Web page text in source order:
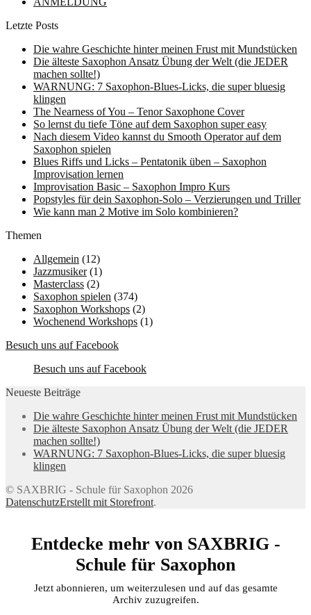
Letzte Posts
Die wahre Geschichte hinter meinen Frust mit Mundstücken
Die älteste Saxophon Ansatz Übung der Welt (die JEDER
machen sollte!)
WARNUNG: 7 Saxophon-Blues-Licks, die super bluesig
klingen
The Nearness of You – Tenor Saxophone Cover
So lernst du tiefe Töne auf dem Saxophon super easy
Nach diesem Video kannst du Smooth Operator auf dem
Saxophon spielen
Blues Riffs und Licks – Pentatonik üben – Saxophon
Improvisation lernen
Improvisation Basic – Saxophon Impro Kurs
Popstyles für dein Saxophon-Solo – Verzierungen und Triller
Wie kann man 2 Motive im Solo kombinieren?
Themen
Allgemein (12)
Jazzmusiker(1)
Masterclass (2)
Saxophon spielen (374)
Saxophon Workshops (2)
Wochenend Workshops (1)
Besuch uns auf Facebook
Besuch uns auf Facebook
Neueste Beiträge
Die wahre Geschichte hinter meinen Frust mit Mundstücken
Die älteste Saxophon Ansatz Übung der Welt (die JEDER
machen sollte!)
WARNUNG: 7 Saxophon-Blues-Licks, die super bluesig
klingen
© SAXBRIG - Schule für Saxophon 2026
DatenschutzErstellt mit Storefront.
Entdecke mehr von SAXBRIG -
Schule für Saxophon
Jetzt abonnieren, um weiterzulesen und auf das gesamte
Archiv zuzugreifen.